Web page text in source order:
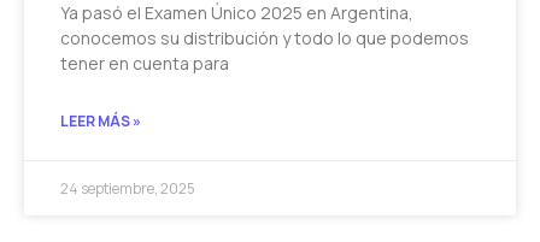
Ya pasó el Examen Único 2025 en Argentina,
conocemos su distribución y todo lo que podemos
tener en cuenta para
LEER MÁS »
24 septiembre, 2025